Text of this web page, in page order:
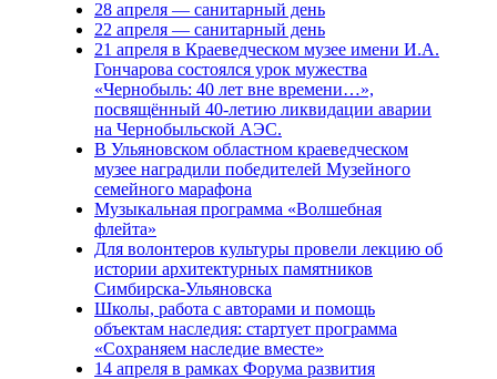
28 апреля — санитарный день
22 апреля — санитарный день
21 апреля в Краеведческом музее имени И.А.
Гончарова состоялся урок мужества
«Чернобыль: 40 лет вне времени…»,
посвящённый 40-летию ликвидации аварии
на Чернобыльской АЭС.
В Ульяновском областном краеведческом
музее наградили победителей Музейного
семейного марафона
Музыкальная программа «Волшебная
флейта»
Для волонтеров культуры провели лекцию об
истории архитектурных памятников
Симбирска-Ульяновска
Школы, работа с авторами и помощь
объектам наследия: стартует программа
«Сохраняем наследие вместе»
14 апреля в рамках Форума развития